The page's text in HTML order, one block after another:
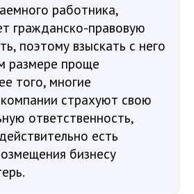
работника,
гражданско-правовую
поэтому взыскать с него
размере проще
того, многие
компании страхуют свою
ответственность,
есть
бизнесу